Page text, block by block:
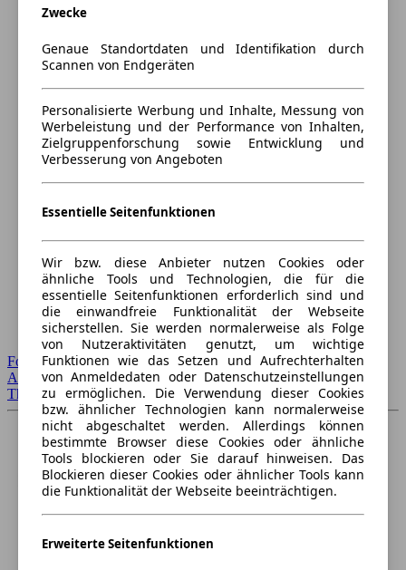
Forum Startseite
Alle Auto-Foren
Themen-Forum
Zwecke
Genaue Standortdaten und Identifikation durch
Scannen von Endgeräten
Personalisierte Werbung und Inhalte, Messung von
Werbeleistung und der Performance von Inhalten,
Zielgruppenforschung sowie Entwicklung und
Verbesserung von Angeboten
Essentielle Seitenfunktionen
Wir bzw. diese Anbieter nutzen Cookies oder
ähnliche Tools und Technologien, die für die
essentielle Seitenfunktionen erforderlich sind und
die einwandfreie Funktionalität der Webseite
sicherstellen. Sie werden normalerweise als Folge
von Nutzeraktivitäten genutzt, um wichtige
Funktionen wie das Setzen und Aufrechterhalten
von Anmeldedaten oder Datenschutzeinstellungen
zu ermöglichen. Die Verwendung dieser Cookies
bzw. ähnlicher Technologien kann normalerweise
nicht abgeschaltet werden. Allerdings können
bestimmte Browser diese Cookies oder ähnliche
Tools blockieren oder Sie darauf hinweisen. Das
Blockieren dieser Cookies oder ähnlicher Tools kann
die Funktionalität der Webseite beeinträchtigen.
Erweiterte Seitenfunktionen